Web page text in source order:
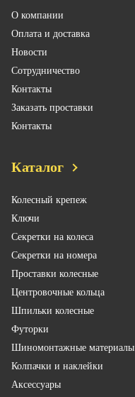
О компании
Оплата и доставка
Новости
Сотрудничество
Контакты
Заказать проставки
Контакты
Каталог
Колесный крепеж
Ключи
Секретки на колеса
Секретки на номера
Проставки колесные
Центровочные кольца
Шпильки колесные
Футорки
Шиномонтажные материалы
Колпачки и наклейки
Аксессуары